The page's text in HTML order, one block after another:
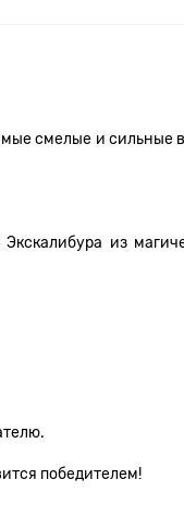
смелые и
из
победителем!